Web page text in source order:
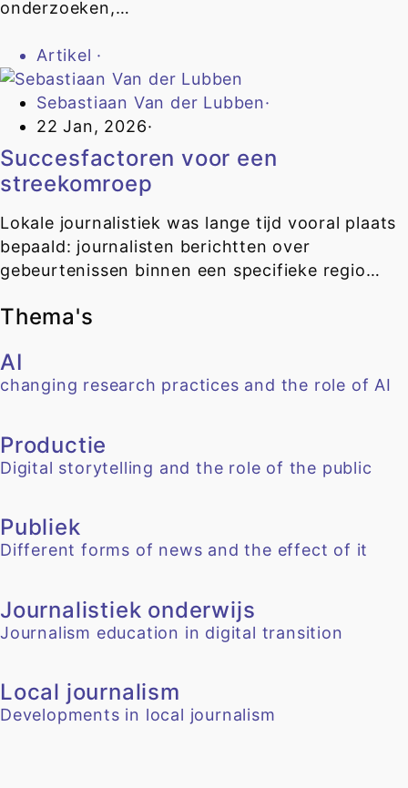
onderzoeken,…
Artikel ·
Sebastiaan Van der Lubben·
22 Jan, 2026·
Succesfactoren voor een
streekomroep
Lokale journalistiek was lange tijd vooral plaats
bepaald: journalisten berichtten over
gebeurtenissen binnen een specifieke regio…
Thema's
AI
changing research practices and the role of AI
Productie
Digital storytelling and the role of the public
Publiek
Different forms of news and the effect of it
Journalistiek onderwijs
Journalism education in digital transition
Local journalism
Developments in local journalism